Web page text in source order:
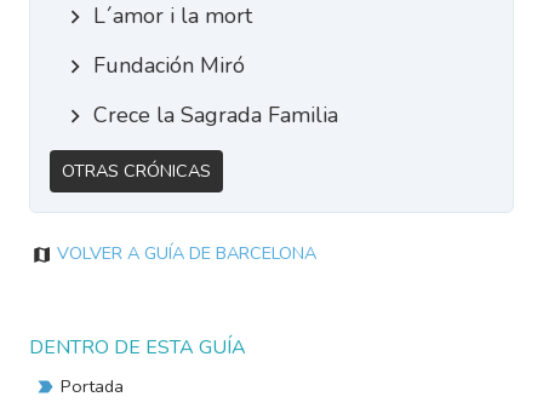
L´amor i la mort
Fundación Miró
Crece la Sagrada Familia
Otras Crónicas
Volver a Guía de Barcelona
DENTRO DE ESTA GUÍA
Portada